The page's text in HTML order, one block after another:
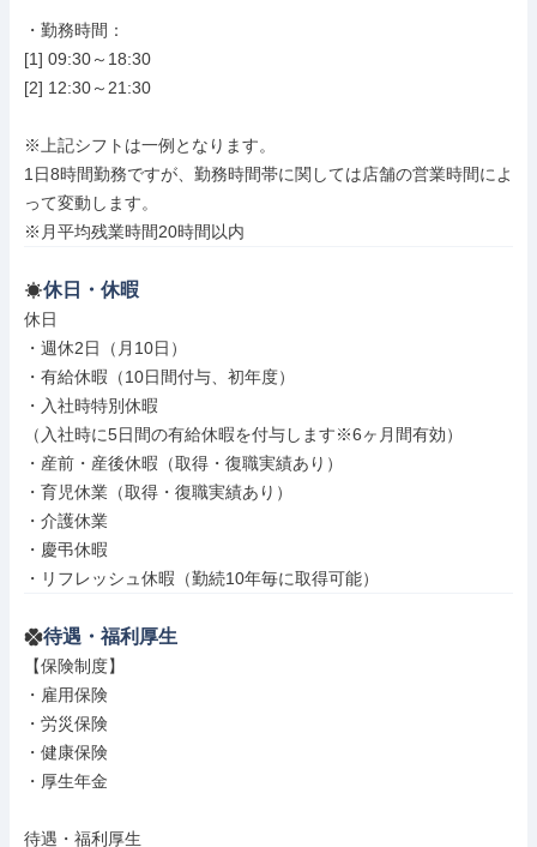
・勤務時間：
[1] 09:30～18:30
[2] 12:30～21:30
※上記シフトは一例となります。
1日8時間勤務ですが、勤務時間帯に関しては店舗の営業時間によ
って変動します。
※月平均残業時間20時間以内
休日・休暇
休日
・週休2日（月10日）
・有給休暇（10日間付与、初年度）
・入社時特別休暇
（入社時に5日間の有給休暇を付与します※6ヶ月間有効）
・産前・産後休暇（取得・復職実績あり）
・育児休業（取得・復職実績あり）
・介護休業
・慶弔休暇
・リフレッシュ休暇（勤続10年毎に取得可能）
待遇・福利厚生
【保険制度】
・雇用保険
・労災保険
・健康保険
・厚生年金
待遇・福利厚生